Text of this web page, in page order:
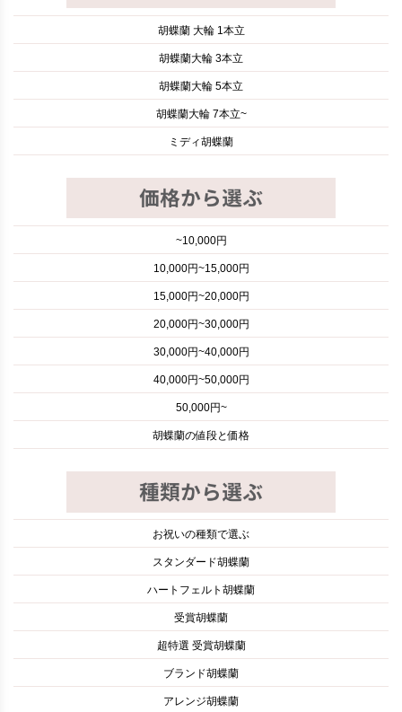
胡蝶蘭 大輪 1本立
胡蝶蘭大輪 3本立
胡蝶蘭大輪 5本立
胡蝶蘭大輪 7本立~
ミディ胡蝶蘭
~10,000円
10,000円~15,000円
15,000円~20,000円
20,000円~30,000円
30,000円~40,000円
40,000円~50,000円
50,000円~
胡蝶蘭の値段と価格
お祝いの種類で選ぶ
スタンダード胡蝶蘭
ハートフェルト胡蝶蘭
受賞胡蝶蘭
超特選 受賞胡蝶蘭
ブランド胡蝶蘭
アレンジ胡蝶蘭